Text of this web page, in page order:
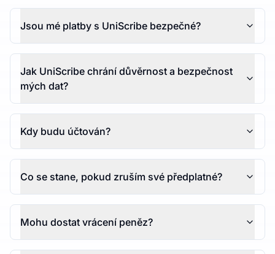
Jsou mé platby s UniScribe bezpečné?
Jak UniScribe chrání důvěrnost a bezpečnost
mých dat?
Kdy budu účtován?
Co se stane, pokud zruším své předplatné?
Mohu dostat vrácení peněz?